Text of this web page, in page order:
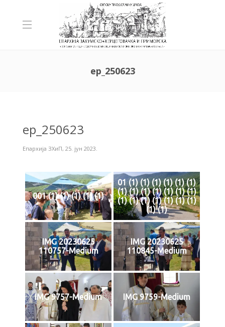
ep_250623
ep_250623
Епархија ЗХиП, 25. јун 2023.
001 (1) (1) (1) (1) (1)
01 (1) (1) (1) (1) (1) (1)
(1) (1) (1) (1) (1) (1) (1)
(1) (1) (1) (1) (1) (1) (1)
(1) (1)
IMG 20230625
110757-Medium
IMG 20230625
110845-Medium
IMG 9757-Medium IMG 9759-Medium